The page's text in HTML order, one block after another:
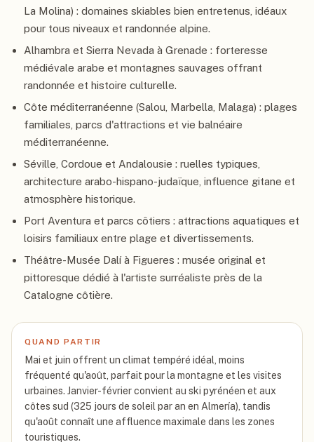
La Molina) : domaines skiables bien entretenus, idéaux
pour tous niveaux et randonnée alpine.
Alhambra et Sierra Nevada à Grenade : forteresse
médiévale arabe et montagnes sauvages offrant
randonnée et histoire culturelle.
Côte méditerranéenne (Salou, Marbella, Malaga) : plages
familiales, parcs d'attractions et vie balnéaire
méditerranéenne.
Séville, Cordoue et Andalousie : ruelles typiques,
architecture arabo-hispano-judaïque, influence gitane et
atmosphère historique.
Port Aventura et parcs côtiers : attractions aquatiques et
loisirs familiaux entre plage et divertissements.
Théâtre-Musée Dalí à Figueres : musée original et
pittoresque dédié à l'artiste surréaliste près de la
Catalogne côtière.
QUAND PARTIR
Mai et juin offrent un climat tempéré idéal, moins
fréquenté qu'août, parfait pour la montagne et les visites
urbaines. Janvier-février convient au ski pyrénéen et aux
côtes sud (325 jours de soleil par an en Almería), tandis
qu'août connaît une affluence maximale dans les zones
touristiques.